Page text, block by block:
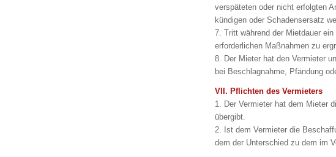
verspäteten oder nicht erfolgten
kündigen oder Schadensersatz
7. Tritt während der Mietdauer
erforderlichen Maßnahmen zu
8. Der Mieter hat den Vermieter
bei Beschlagnahme, Pfändung
VII. Pflichten des Vermieters
1. Der Vermieter hat dem Mieter
übergibt.
2. Ist dem Vermieter die
dem der Unterschied zu dem im